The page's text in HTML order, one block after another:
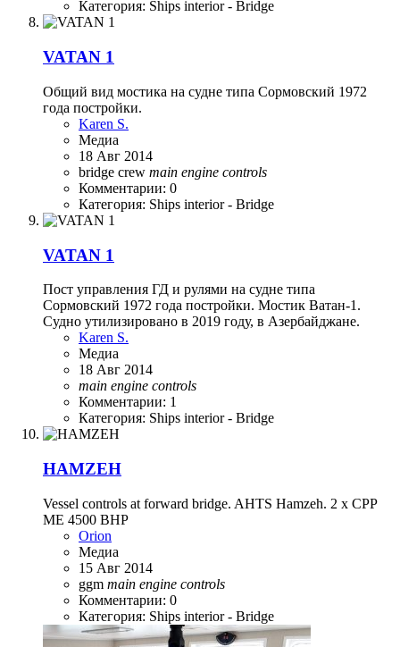
Категория: Ships interior - Bridge
VATAN 1
Общий вид мостика на судне типа Сормовский 1972
года постройки.
Karen S.
Медиа
18 Авг 2014
bridge crew main engine controls
Комментарии: 0
Категория: Ships interior - Bridge
VATAN 1
Пост управления ГД и рулями на судне типа
Сормовский 1972 года постройки. Мостик Ватан-1.
Судно утилизировано в 2019 году, в Азербайджане.
Karen S.
Медиа
18 Авг 2014
main engine controls
Комментарии: 1
Категория: Ships interior - Bridge
HAMZEH
Vessel controls at forward bridge. AHTS Hamzeh. 2 x CPP
ME 4500 BHP
Orion
Медиа
15 Авг 2014
ggm main engine controls
Комментарии: 0
Категория: Ships interior - Bridge